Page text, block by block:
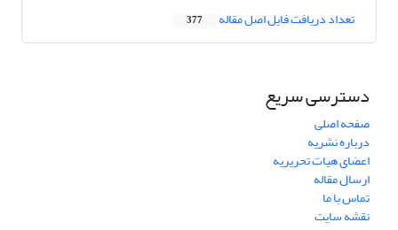
تعداد دریافت فایل اصل مقاله 377
دسترسی سریع
صفحه اصلی
درباره نشریه
اعضای هیات تحریریه
ارسال مقاله
تماس با ما
نقشه سایت